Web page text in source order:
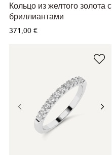
Кольцо из желтого золота с
бриллиантами
371,00 €